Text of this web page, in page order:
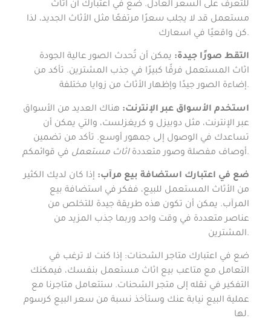
للتعرف على السعر العادل. ضع في اعتبارك أن اثاث
مستعمل قد لا يجلب سعرًا مرتفعًا مثل الأثاث الجديد، لذا
كن واقعيًا في اسعارك.
التقط صورًا جيدة: يمكن أن تُحدث الصور عالية الجودة
اثاث المستعمل فرقًا كبيرًا في جذب المشترين. تأكد من
إضاءة الصور جيدًا وإظهار الأثاث من زوايا مختلفة.
استخدم الأسواق عبر الإنترنت: هناك العديد من الأسواق
عبر الإنترنت، مثل دوبيزل و كريغزلست، والتي يمكن أن
تساعدك في الوصول إلى جمهور أوسع. تأكد من تضمين
أوصاف مفصلة وصور متعددةاثاث مستعمل في قوائمكم.
ضع في اعتبارك استضافة بيع مرآب: إذا كان لديك الكثير
من الأثاث المستعمل للبيع، ففكر في استضافة بيع
المرآب. يمكن أن تكون هذه طريقة جيدة للتخلص من
عناصر متعددة في وقت واحد وربما جذب المزيد من
المشترين.
ضع في اعتبارك متاجر الشحنات: إذا كنت لا ترغب في
التعامل مع متاعب بيع اثاث مستعمل بنفسك، فيمكنك
التفكير في نقله إلى متجر الشحنات. ستتعامل متاجرنا مع
عملية البيع نيابة عنك وستأخذ نسبة من سعر البيع كرسوم
لها.